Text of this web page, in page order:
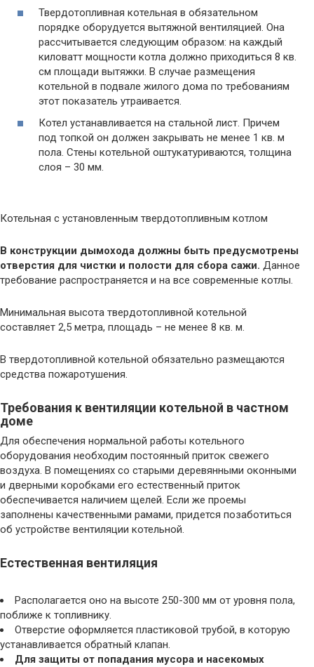
Твердотопливная котельная в обязательном
порядке оборудуется вытяжной вентиляцией. Она
рассчитывается следующим образом: на каждый
киловатт мощности котла должно приходиться 8 кв.
см площади вытяжки. В случае размещения
котельной в подвале жилого дома по требованиям
этот показатель утраивается.
Котел устанавливается на стальной лист. Причем
под топкой он должен закрывать не менее 1 кв. м
пола. Стены котельной оштукатуриваются, толщина
слоя – 30 мм.
Котельная с установленным твердотопливным котлом
В конструкции дымохода должны быть предусмотрены
отверстия для чистки и полости для сбора сажи. Данное
требование распространяется и на все современные котлы.
Минимальная высота твердотопливной котельной
составляет 2,5 метра, площадь – не менее 8 кв. м.
В твердотопливной котельной обязательно размещаются
средства пожаротушения.
Требования к вентиляции котельной в частном
доме
Для обеспечения нормальной работы котельного
оборудования необходим постоянный приток свежего
воздуха. В помещениях со старыми деревянными оконными
и дверными коробками его естественный приток
обеспечивается наличием щелей. Если же проемы
заполнены качественными рамами, придется позаботиться
об устройстве вентиляции котельной.
Естественная вентиляция
Располагается оно на высоте 250-300 мм от уровня пола,
поближе к топливнику.
Отверстие оформляется пластиковой трубой, в которую
устанавливается обратный клапан.
Для защиты от попадания мусора и насекомых